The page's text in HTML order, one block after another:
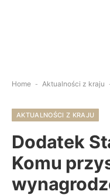
Home - Aktualności z kraju
AKTUALNOŚCI Z KRAJU
Dodatek
Komu